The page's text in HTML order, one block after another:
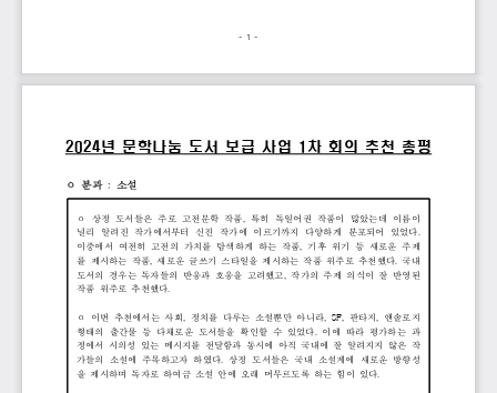
- 1 -
2024년 문학나눔 도서 보급 사업 1 차 회의 추천 총평
ᄋ 분과 : 소설
ᄋ 상정 도서들은 주로 고전문학 작품 특히 독일어권 작품이 많았는데
이름이
널리
알려진 작가에서부터 신진 작가에 이르기까지 다양하게 분포되어 있었다.
이중에서
여전히 고전의 가치를 탐색하게 하는 작품, 기후 위기 등 새로운 주제
를
제시하는 작품 , 새로운 글쓰기 스타일을 제시하는 작품 위주로 추천했다. 국내
도서의 경우는 독자들의 반응과 호응을 고려했고 , 작가의 주제 의식이 잘
반영된
작품 위주로 추천했다.
ᄋ 이번 추천에서는 사회 정치를 다루는 소설뿐만 아니라 SF, 판타지
앤솔로지
형태의
출간물 등 다채로운 도서들을 확인할 수 있었다 이에 따라 평가하는 과
정에서
시의성 있는 메시지를 전달함과 동시에 아직 국내에 잘 알려지지 않은 작
가들의
소설에 주목하고자 하였다. 상정 도서들은 국내 소설계에 새로운
방향성
을 제시하며 독자로 하여금 소설 안에 오래 머무르도록 하는 힘이 있다